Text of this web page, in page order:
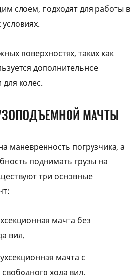
слоем, подходят для работы в
поверхностях, таких как
дополнительное
колес.
МАЧТЫ
маневренность погрузчика, а
поднимать грузы на
три основные
мачта без
вил.
мачта с
хода вил.